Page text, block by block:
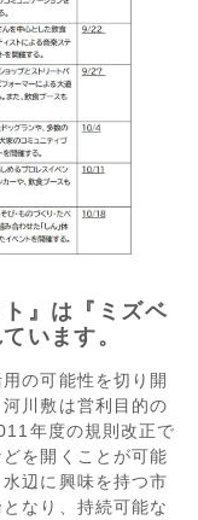
』は『ミズベ
います。
の可能性を切り開
川敷は営利目的の
年度の規則改正で
を開くことが可能
辺に興味を持つ市
なり、持続可能な